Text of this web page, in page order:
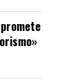
promete